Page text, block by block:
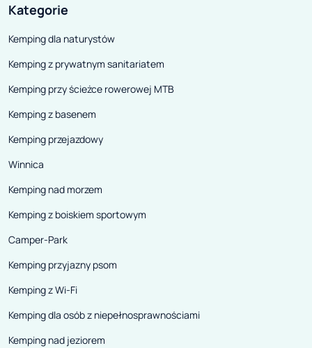
Kategorie
Kemping dla naturystów
Kemping z prywatnym sanitariatem
Kemping przy ścieżce rowerowej MTB
Kemping z basenem
Kemping przejazdowy
Winnica
Kemping nad morzem
Kemping z boiskiem sportowym
Camper-Park
Kemping przyjazny psom
Kemping z Wi-Fi
Kemping dla osób z niepełnosprawnościami
Kemping nad jeziorem